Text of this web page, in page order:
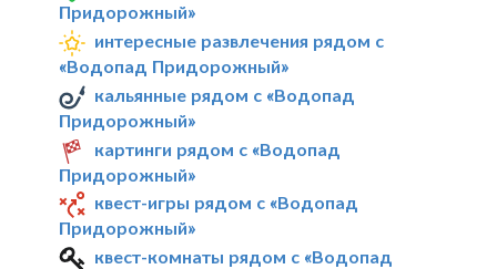
Придорожный»
интересные развлечения рядом с
«Водопад Придорожный»
кальянные рядом с «Водопад
Придорожный»
картинги рядом с «Водопад
Придорожный»
квест-игры рядом с «Водопад
Придорожный»
квест-комнаты рядом с «Водопад